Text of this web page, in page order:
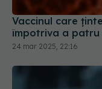
Vaccinul care
împotriva a
24 mar 2025, 22:16